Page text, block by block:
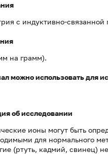
с индуктивно-связанной
на грамм).
можно использовать для
об исследовании
ионы могут быть
для нормального
(ртуть, кадмий, свинец)